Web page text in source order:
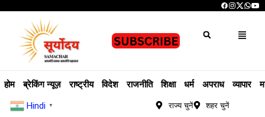
होम ब्रेकिंग न्यूज़ राष्ट्रीय विदेश राजनीति शिक्षा धर्म अपराध व्यापार
Hindi ▼ राज्य चुनें शहर चुनें